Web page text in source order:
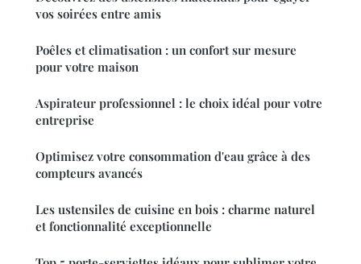
vos soirées entre amis
Poêles et climatisation : un confort sur mesure
pour votre maison
Aspirateur professionnel : le choix idéal pour votre
entreprise
Optimisez votre consommation d'eau grâce à des
compteurs avancés
Les ustensiles de cuisine en bois : charme naturel
et fonctionnalité exceptionnelle